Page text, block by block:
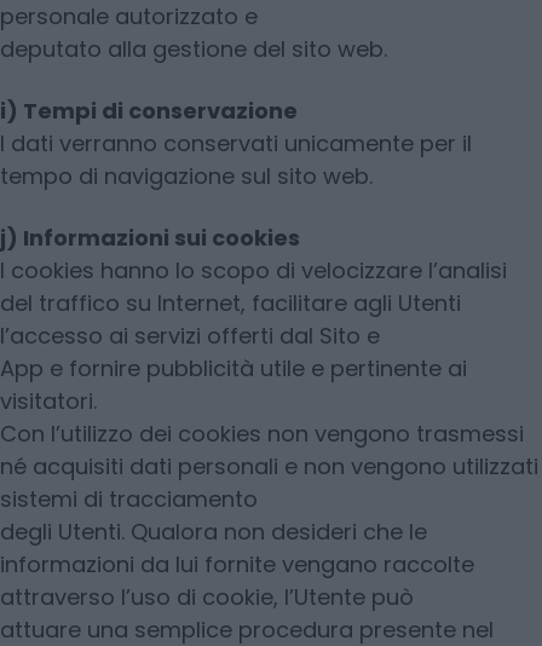
personale autorizzato e
deputato alla gestione del sito web.
i) Tempi di conservazione
I dati verranno conservati unicamente per il
tempo di navigazione sul sito web.
j) Informazioni sui cookies
I cookies hanno lo scopo di velocizzare l’analisi
del traffico su Internet, facilitare agli Utenti
l’accesso ai servizi offerti dal Sito e
App e fornire pubblicità utile e pertinente ai
visitatori.
Con l’utilizzo dei cookies non vengono trasmessi
né acquisiti dati personali e non vengono utilizzati
sistemi di tracciamento
degli Utenti. Qualora non desideri che le
informazioni da lui fornite vengano raccolte
attraverso l’uso di cookie, l’Utente può
attuare una semplice procedura presente nel